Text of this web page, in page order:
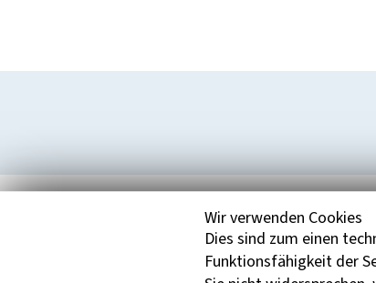
Wir verwenden Cookies
Dies sind zum einen
Funktionsfähigkeit der